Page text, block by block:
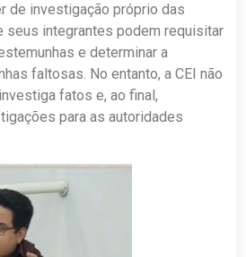
de investigação próprio das
seus integrantes podem requisitar
e determinar a
faltosas. No entanto, a CEI não
fatos e, ao final,
para as autoridades